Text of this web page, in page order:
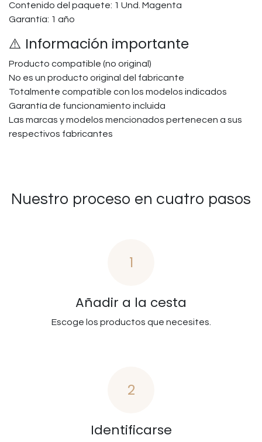
Contenido del paquete: 1 Und. Magenta
Garantía: 1 año
⚠️ Información importante
Producto compatible (no original)
No es un producto original del fabricante
Totalmente compatible con los modelos indicados
Garantía de funcionamiento incluida
Las marcas y modelos mencionados pertenecen a sus
respectivos fabricantes
Nuestro proceso en cuatro pasos
1
Añadir a la cesta
Escoge los productos que necesites.
2
Identificarse